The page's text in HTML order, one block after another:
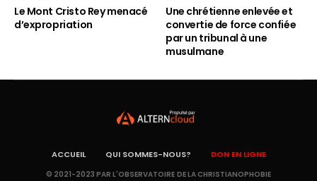
Le Mont Cristo Rey menacé
d’expropriation
Une chrétienne enlevée et
convertie de force confiée
par un tribunal à une
musulmane
ACCUEIL QUI SOMMES-NOUS? DON EN LIGNE
© 2021-2023 PAR L'OBSERVATOIRE DE LA CHRISTIANOPHOBIE